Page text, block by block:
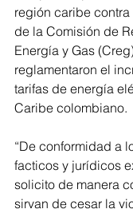
región caribe
de la Comisión de
Energía y Gas
reglamentaron el
tarifas de energía
Caribe colombiano.
“De conformidad a
facticos y jurídicos
solicito de manera
sirvan de cesar la